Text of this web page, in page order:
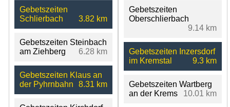
Gebetszeiten
Schlierbach
3.82 km
Gebetszeiten Steinbach
am Ziehberg
6.28 km
Gebetszeiten Klaus an
der Pyhrnbahn
8.31 km
Gebetszeiten
Oberschlierbach
9.14 km
Gebetszeiten Inzersdorf
im Kremstal
9.3 km
Gebetszeiten Wartberg
an der Krems
10.01 km